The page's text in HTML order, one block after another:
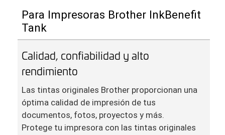
Para Impresoras Brother InkBenefit
Tank
Calidad, confiabilidad y alto
rendimiento
Las tintas originales Brother proporcionan una
óptima calidad de impresión de tus
documentos, fotos, proyectos y más.
Protege tu impresora con las tintas originales